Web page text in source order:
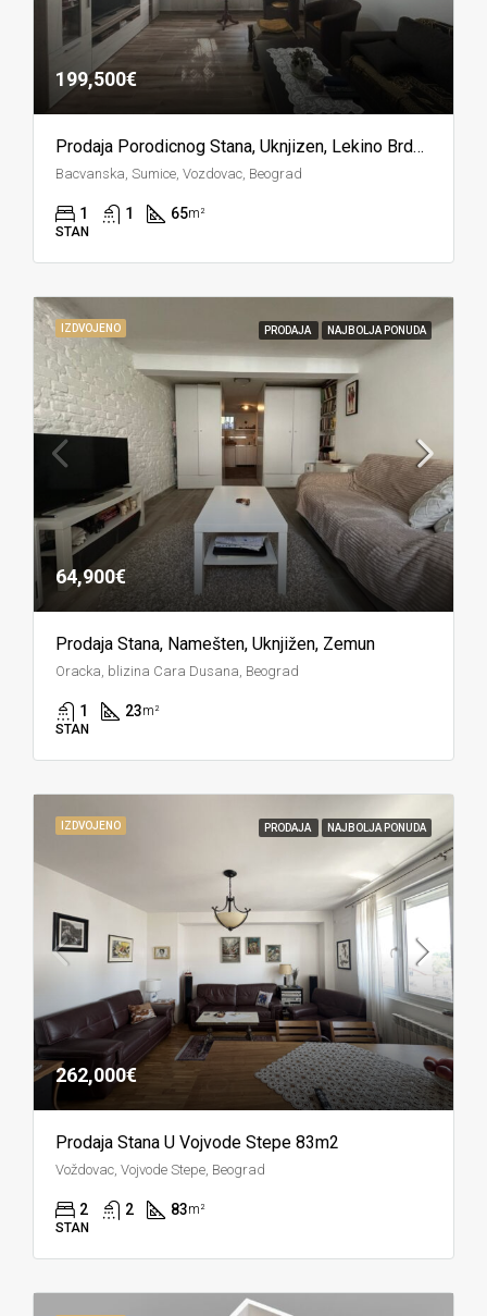
199,500€
Prodaja Porodicnog Stana, Uknjizen, Lekino Brdo, Vozdovac
Bacvanska, Sumice, Vozdovac, Beograd
1 1 65m²
STAN
IZDVOJENO PRODAJA NAJBOLJA PONUDA
64,900€
Prodaja Stana, Namešten, Uknjižen, Zemun
Oracka, blizina Cara Dusana, Beograd
1 23m²
STAN
IZDVOJENO PRODAJA NAJBOLJA PONUDA
262,000€
Prodaja Stana U Vojvode Stepe 83m2
Voždovac, Vojvode Stepe, Beograd
2 2 83m²
STAN